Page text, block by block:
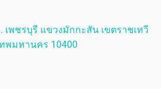
เพชรบุรี แขวงมักกะสัน เขตราชเทวี
ทพมหานคร 10400